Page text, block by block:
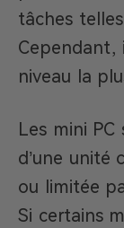
tâches
Cependant,
niveau la
Les mini
d’une unité
ou limitée
Si certains